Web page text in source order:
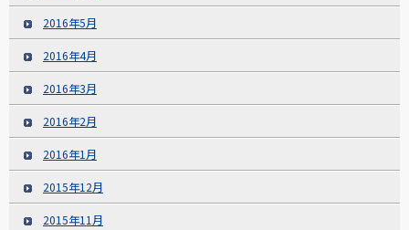
2016年5月
2016年4月
2016年3月
2016年2月
2016年1月
2015年12月
2015年11月